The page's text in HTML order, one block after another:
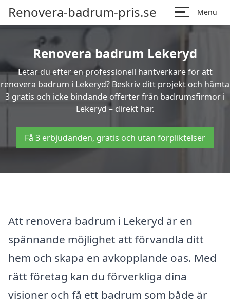
Renovera-badrum-pris.se Menu
Renovera badrum Lekeryd
Letar du efter en professionell hantverkare för att
renovera badrum i Lekeryd? Beskriv ditt projekt och hämta
3 gratis och icke bindande offerter från badrumsfirmor i
Lekeryd – direkt här.
Få 3 erbjudanden, gratis och utan förpliktelser
Att renovera badrum i Lekeryd är en
spännande möjlighet att förvandla ditt
hem och skapa en avkopplande oas. Med
rätt företag kan du förverkliga dina
visioner och få ett badrum som både är